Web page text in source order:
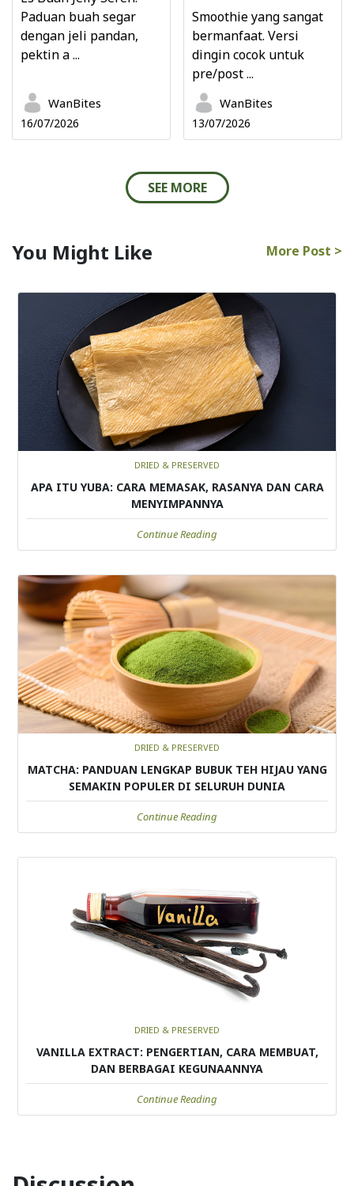
Paduan buah segar
dengan jeli pandan,
pektin a ...
WanBites
16/07/2026
Smoothie yang sangat
bermanfaat. Versi
dingin cocok untuk
pre/post ...
WanBites
13/07/2026
SEE MORE
You Might Like More Post >
DRIED & PRESERVED
APA ITU YUBA: CARA MEMASAK, RASANYA DAN CARA
MENYIMPANNYA
Continue Reading
DRIED & PRESERVED
MATCHA: PANDUAN LENGKAP BUBUK TEH HIJAU YANG
SEMAKIN POPULER DI SELURUH DUNIA
Continue Reading
DRIED & PRESERVED
VANILLA EXTRACT: PENGERTIAN, CARA MEMBUAT,
DAN BERBAGAI KEGUNAANNYA
Continue Reading